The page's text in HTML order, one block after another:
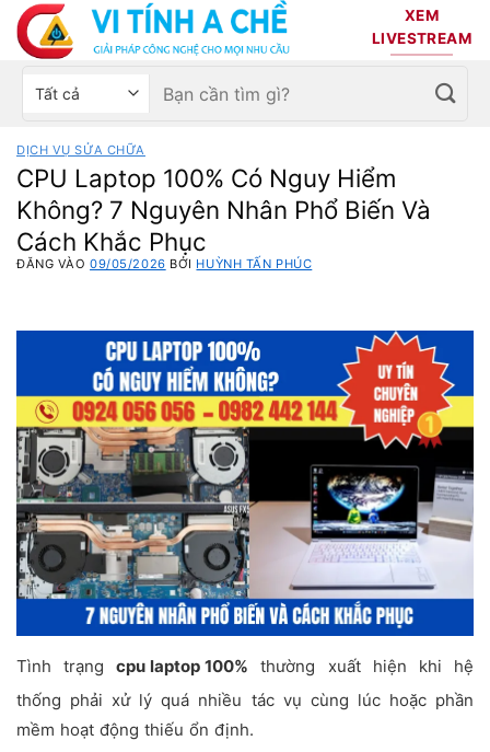
Bỏ
qua
nội
dung
XEM
LIVESTREAM
Chọn
sản
phẩm
Tìm
kiếm:
DỊCH VỤ SỬA CHỮA
CPU Laptop 100% Có Nguy Hiểm
Không? 7 Nguyên Nhân Phổ Biến Và
Cách Khắc Phục
ĐĂNG VÀO09/05/2026 BỞI HUỲNH TẤN PHÚC
Tình trạngcpu laptop 100% thường xuất hiện khi hệ
thống phải xử lý quá nhiều tác vụ cùng lúc hoặc phần
mềm hoạt động thiếu ổn định.